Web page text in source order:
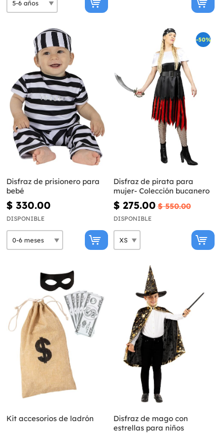
Disfraz de prisionero para
bebé
$ 330.00
DISPONIBLE
-50%
Disfraz de pirata para
mujer- Colección bucanero
$ 275.00 $ 550.00
DISPONIBLE
Kit accesorios de ladrón
Disfraz de mago con
estrellas para niños